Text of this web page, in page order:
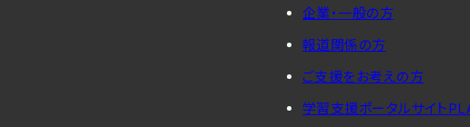
企業・一般の方
報道関係の方
ご支援をお考えの方
学習支援ポータルサイト